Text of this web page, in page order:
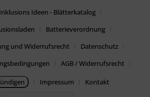
Ideen - Blätterkatalog
Batterieverordnung
und Widerrufsrecht
Datenschutz
AGB / Widerrufsrecht
Impressum Kontakt